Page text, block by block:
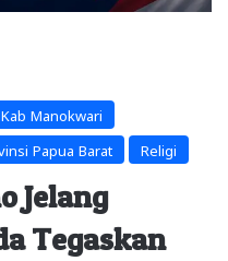
Kab Manokwari
Papua Barat Religi
Jelang
Tegaskan